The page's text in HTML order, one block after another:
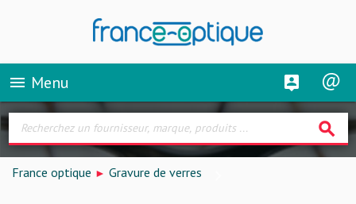
menu Menu
search
France optique Gravure de verres